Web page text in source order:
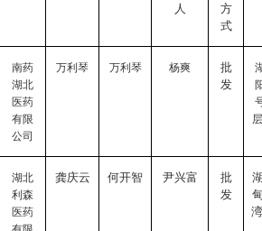
人
方
式
南药
湖北
医药
有限
公司
万利琴 万利琴 杨爽
批
发
湖北
利森
医药
龚庆云 何开智 尹兴富
批
发